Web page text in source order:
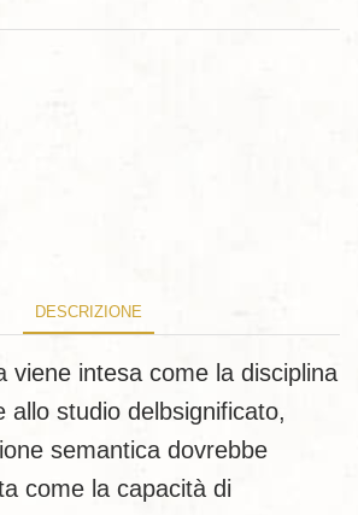
DESCRIZIONE
viene intesa come la disciplina
allo studio delbsignificato,
semantica dovrebbe
come la capacità di